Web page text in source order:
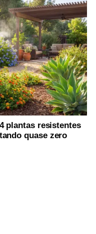
plantas resistentes
quase zero